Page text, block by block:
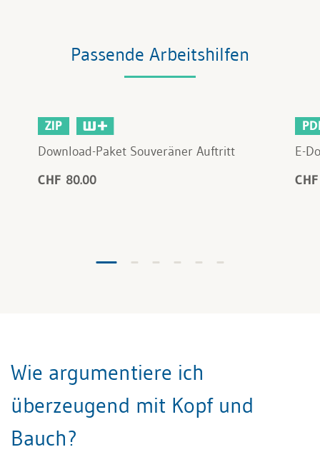
Passende Arbeitshilfen
ZIP
Download-Paket Souveräner Auftritt
CHF 80.00
E-
Wie argumentiere ich
überzeugend mit Kopf und
Bauch?